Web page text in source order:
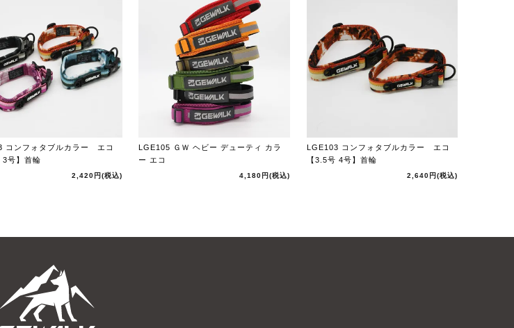
コンフォタブルカラー エコ
3号】首輪
2,420円 (税込)
LGE105 ＧＷ ヘビー デューティ カラ
ー エコ
4,180円 (税込)
LGE103 コンフォタブルカラー エコ
【3.5号 4号】首輪
2,640円(税込)